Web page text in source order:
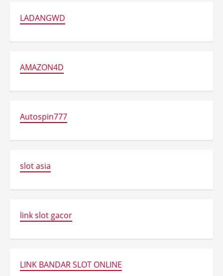
LADANGWD
AMAZON4D
Autospin777
slot asia
link slot gacor
LINK BANDAR SLOT ONLINE